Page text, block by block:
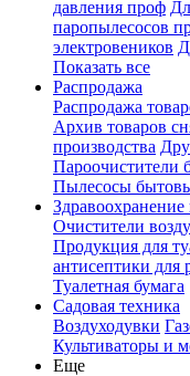
давления проф
паропылесосов
электровеников
Показать все
Распродажа
Распродажа
Архив товаров
производства
Пароочистители
Пылесосы
Очистители
Продукция для
антисептики для
Туалетная бумага
Садовая техника
Воздуходувки
Культиваторы и
Еще